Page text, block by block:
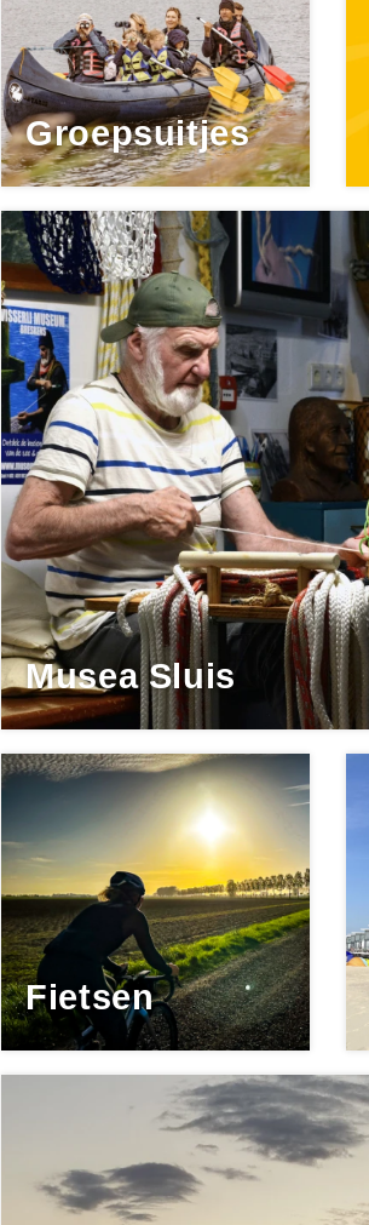
Groepsuitjes
Musea Sluis
Fietsen